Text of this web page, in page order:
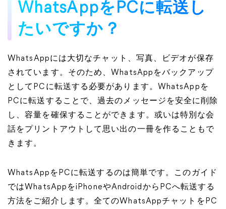
WhatsAppをPCに転送し
たいですか？
WhatsAppには大切なチャット、写真、ビデオが保存
されています。そのため、WhatsAppをバックアップ
としてPCに転送する必要があります。WhatsAppを
PCに転送することで、過去のメッセージを安全に削除
し、容量を確保することができます。或いは特別な会
話をプリントアウトして思い出の一冊を作ることもで
きます。
WhatsAppをPCに転送するのは簡単です。このガイド
ではWhatsAppをiPhoneやAndroidからPCへ転送する
方法をご紹介します。全てのWhatsAppチャットをPC